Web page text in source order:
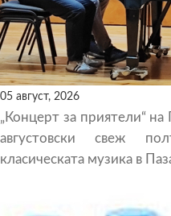
05 август, 2026
„Концерт за приятели“
августовски свеж
класическата музика в